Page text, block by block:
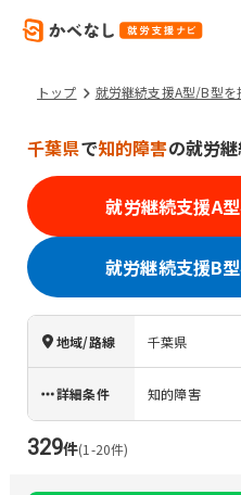
トップ 就労継続支援A型/B型を
千葉県で知的障害の就労
就労継続支援A
就労継続支援B
地域/路線 千葉県
詳細条件 知的障害
329件(1 -20件)